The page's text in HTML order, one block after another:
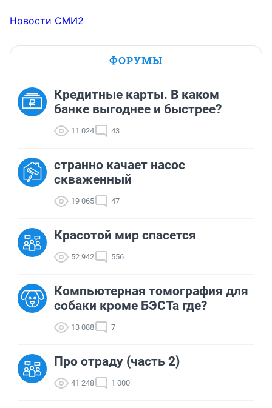
Новости СМИ2
ФОРУМЫ
Кредитные карты. В каком
банке выгоднее и быстрее?
11 024 43
странно качает насос
скваженный
19 065 47
Красотой мир спасется
52 942 556
Компьютерная томография для
собаки кроме БЭСТа где?
13 088 7
Про отраду (часть 2)
41 248 1 000